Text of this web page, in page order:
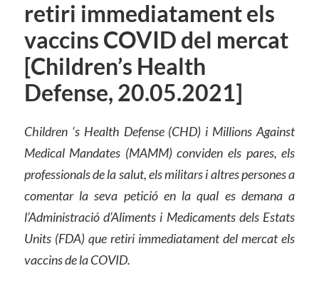
retiri immediatament els
vaccins COVID del mercat
[Children’s Health
Defense, 20.05.2021]
Children ‘s Health Defense (CHD) i Millions Against
Medical Mandates (MAMM) conviden els pares, els
professionals de la salut, els militars i altres persones a
comentar la seva petició en la qual es demana a
l’Administració d’Aliments i Medicaments dels Estats
Units (FDA) que retiri immediatament del mercat els
vaccins de la COVID.